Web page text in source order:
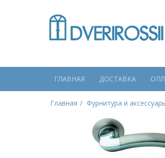
ГЛАВНАЯ ДОСТАВКА
Главная Фурнитура и